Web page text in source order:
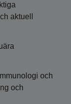
aktuell
och
och